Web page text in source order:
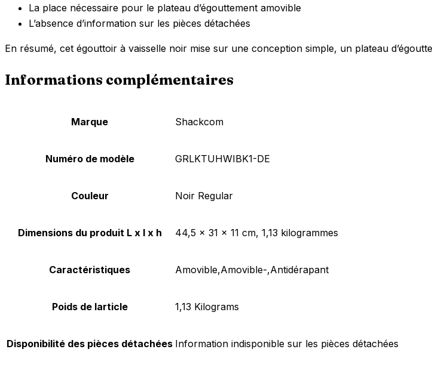
La place nécessaire pour le plateau d’égouttement amovible
L’absence d’information sur les pièces détachées
En résumé, cet égouttoir à vaisselle noir mise sur une conception simple, un plateau
Informations complémentaires
Marque ‎Shackcom
Numéro de modèle ‎GRLKTUHWIBK1-DE
Couleur ‎Noir Regular
Dimensions du produit L x l x h ‎44,5 x 31 x 11 cm, 1,13 kilogrammes
Caractéristiques ‎Amovible,Amovible-,Antidérapant
Poids de larticle ‎1,13 Kilograms
Disponibilité des pièces détachées ‎Information indisponible sur les pièces détachées